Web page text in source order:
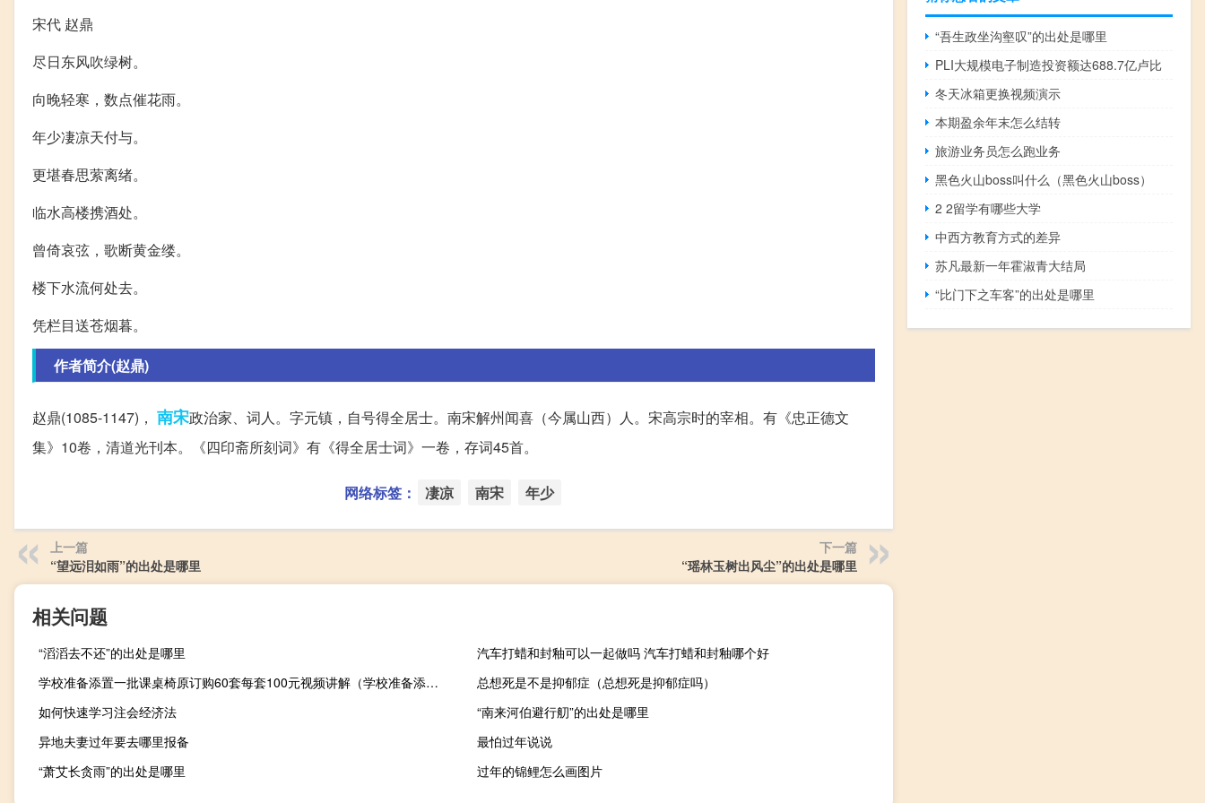
宋代 赵鼎
尽日东风吹绿树。
向晚轻寒，数点催花雨。
年少凄凉天付与。
更堪春思萦离绪。
临水高楼携酒处。
曾倚哀弦，歌断黄金缕。
楼下水流何处去。
凭栏目送苍烟暮。
作者简介(赵鼎)
赵鼎(1085-1147)， 南宋政治家、词人。字元镇，自号得全居士。南宋解州闻喜（今属山西）人。宋高宗时的宰相。有《忠正德文
集》10卷，清道光刊本。《四印斋所刻词》有《得全居士词》一卷，存词45首。
网络标签： 凄凉 南宋 年少
上一篇
“望远泪如雨”的出处是哪里
下一篇
“瑶林玉树出风尘”的出处是哪里
相关问题
“滔滔去不还”的出处是哪里
汽车打蜡和封釉可以一起做吗 汽车打蜡和封釉哪个好
学校准备添置一批课桌椅原订购60套每套100元视频讲解（学校准备添置一批课桌椅原订购60套）
总想死是不是抑郁症（总想死是抑郁症吗）
如何快速学习注会经济法
“南来河伯避行舠”的出处是哪里
异地夫妻过年要去哪里报备
最怕过年说说
“萧艾长贪雨”的出处是哪里
过年的锦鲤怎么画图片
“吾生政坐沟壑叹”的出处是哪里
PLI大规模电子制造投资额达688.7亿卢比
冬天冰箱更换视频演示
本期盈余年末怎么结转
旅游业务员怎么跑业务
黑色火山boss叫什么（黑色火山boss）
2 2留学有哪些大学
中西方教育方式的差异
苏凡最新一年霍淑青大结局
“比门下之车客”的出处是哪里